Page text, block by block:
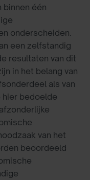
binnen één
onderscheiden.
een zelfstandig
resultaten van dit
in het belang van
als van
hier bedoelde
van het
beoordeeld